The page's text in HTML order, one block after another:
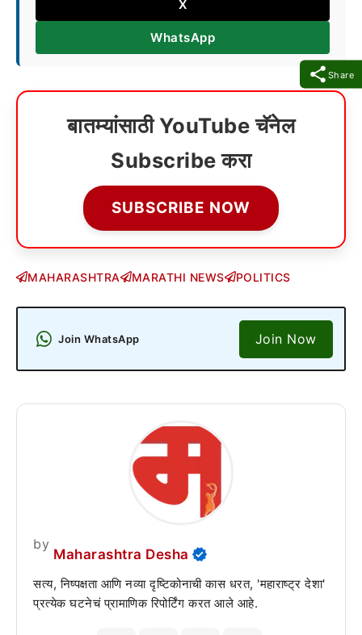
Share
X
WhatsApp
बातम्यांसाठी YouTube चॅनेल
Subscribe करा
SUBSCRIBE NOW
MAHARASHTRA MARATHI NEWS POLITICS
Join WhatsApp Join Now
by
Maharashtra Desha
सत्य, निष्पक्षता आणि नव्या दृष्टिकोनाची कास धरत, 'महाराष्ट्र देशा'
प्रत्येक घटनेचं प्रामाणिक रिपोर्टिंग करत आले आहे.